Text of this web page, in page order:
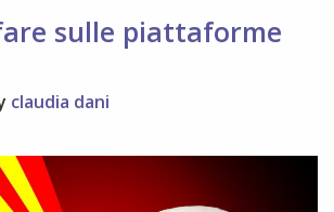
sulle piattaforme
claudia dani